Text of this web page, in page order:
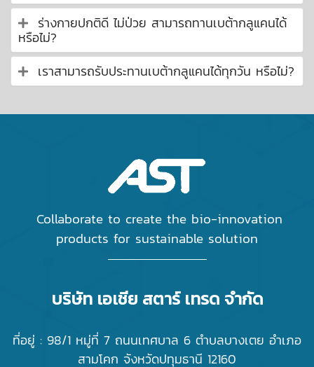
ร่างกายปกติดี ไม่ป่วย สามารถทานเบต้ากลูแคนได้
หรือไม่?
เราสามารถรับประทานเบต้ากลูแคนได้ทุกวัน หรือไม่?
Collaborate to create the bio-innovation
products for sustainable solution
บริษัท เอเชีย สตาร์ เทรด จำกัด
ที่อยู่ : 98/1 หมู่ที่ 7 ถนนเทศบาล 6 ตำบลบางเตย อำเภอ
สามโคก จังหวัดปทุมธานี 12160